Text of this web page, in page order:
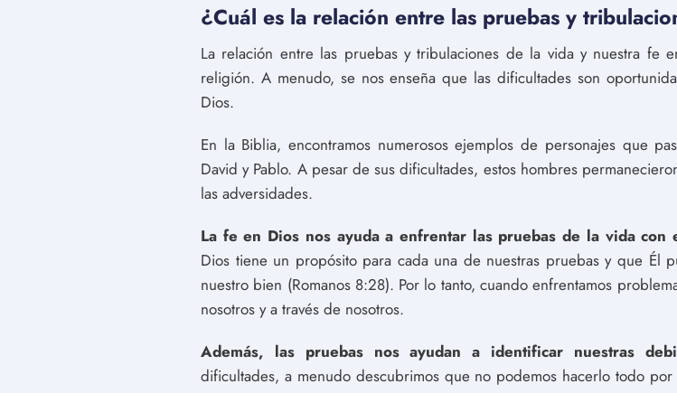
¿Cuál es la relación entre las pruebas y
La relación entre las pruebas y tribulaciones de la vida y nuestra fe
religión. A menudo, se nos enseña que las dificultades son
Dios.
En la Biblia, encontramos numerosos ejemplos de personajes que
David y Pablo. A pesar de sus dificultades, estos hombres
las adversidades.
La fe en Dios nos ayuda a enfrentar las pruebas de la vida con
Dios tiene un propósito para cada una de nuestras pruebas y que Él
nuestro bien (Romanos 8:28). Por lo tanto, cuando enfrentamos
nosotros y a través de nosotros.
Además, las pruebas nos ayudan a identificar nuestras
dificultades, a menudo descubrimos que no podemos hacerlo todo